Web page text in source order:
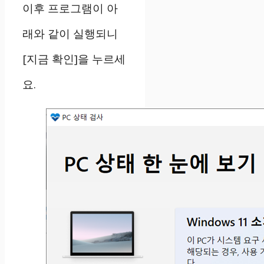
이후 프로그램이 아
래와 같이 실행되니
[지금 확인]을 누르세
요.